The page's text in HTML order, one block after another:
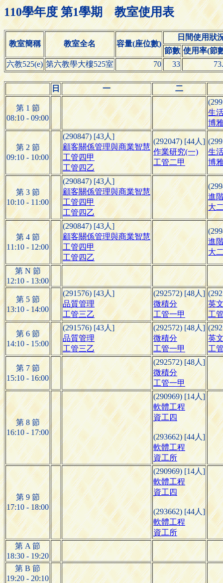
110學年度 第1學期 教室使用表
教室簡稱 教室全名 容量(座位數)
日間使用狀
節數 使用率(節
六教525(e) 第六教學大樓525室 70 33
日 一 二
第 1 節
08:10 - 09:00
生
博
第 2 節
09:10 - 10:00
(290847) [43人]
顧客關係管理與商業智慧
工管四甲
工管四乙
(292047) [44人]
作業研究(一)
工管二甲
生
博
第 3 節
10:10 - 11:00
(290847) [43人]
顧客關係管理與商業智慧
工管四甲
工管四乙
進
大
第 4 節
11:10 - 12:00
(290847) [43人]
顧客關係管理與商業智慧
工管四甲
工管四乙
進
大
第 N 節
12:10 - 13:00
第 5 節
13:10 - 14:00
(291576) [43人]
品質管理
工管三乙
(292572) [48人]
微積分
工管一甲
英
工
第 6 節
14:10 - 15:00
(291576) [43人]
品質管理
工管三乙
(292572) [48人]
微積分
工管一甲
英
工
第 7 節
15:10 - 16:00
(292572) [48人]
微積分
工管一甲
第 8 節
16:10 - 17:00
(290969) [14人]
軟體工程
資工四
(293662) [44人]
軟體工程
資工所
第 9 節
17:10 - 18:00
(290969) [14人]
軟體工程
資工四
(293662) [44人]
軟體工程
資工所
第 A 節
18:30 - 19:20
第 B 節
19:20 - 20:10